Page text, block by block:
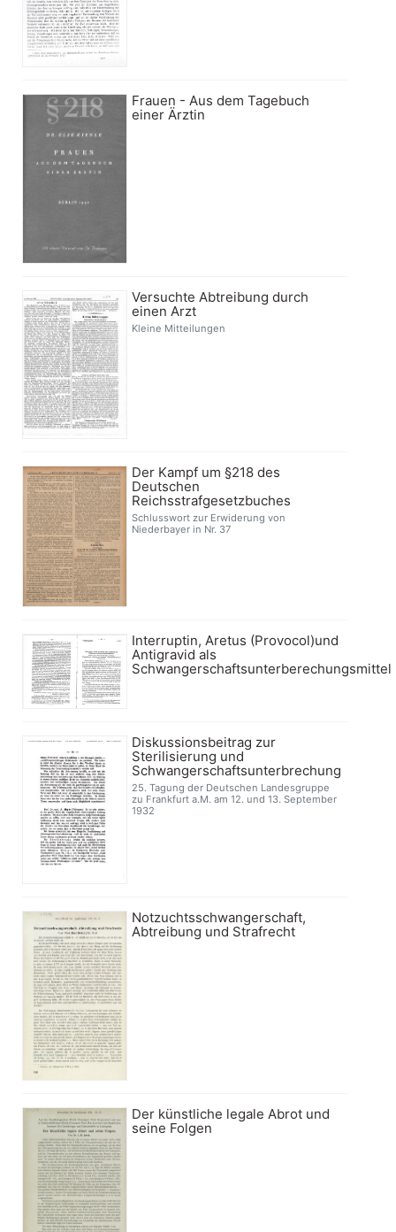
Frauen - Aus dem Tagebuch
einer Ärztin
Versuchte Abtreibung durch
einen Arzt
Kleine Mitteilungen
Der Kampf um §218 des
Deutschen
Reichsstrafgesetzbuches
Schlusswort zur Erwiderung von
Niederbayer in Nr. 37
Interruptin, Aretus (Provocol)und
Antigravid als
Schwangerschaftsunterberechungsmittel
Diskussionsbeitrag zur
Sterilisierung und
Schwangerschaftsunterbrechung
25. Tagung der Deutschen Landesgruppe
zu Frankfurt a.M. am 12. und 13. September
1932
Notzuchtsschwangerschaft,
Abtreibung und Strafrecht
Der künstliche legale Abrot und
seine Folgen